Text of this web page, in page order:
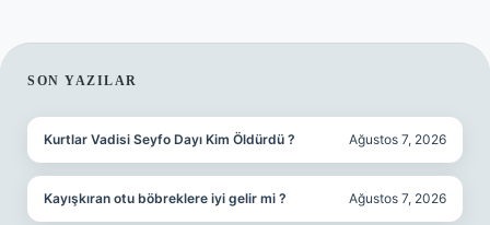
SIDEBAR
SON YAZILAR
Kurtlar Vadisi Seyfo Dayı Kim Öldürdü ? Ağustos 7, 2026
Kayışkıran otu böbreklere iyi gelir mi ? Ağustos 7, 2026